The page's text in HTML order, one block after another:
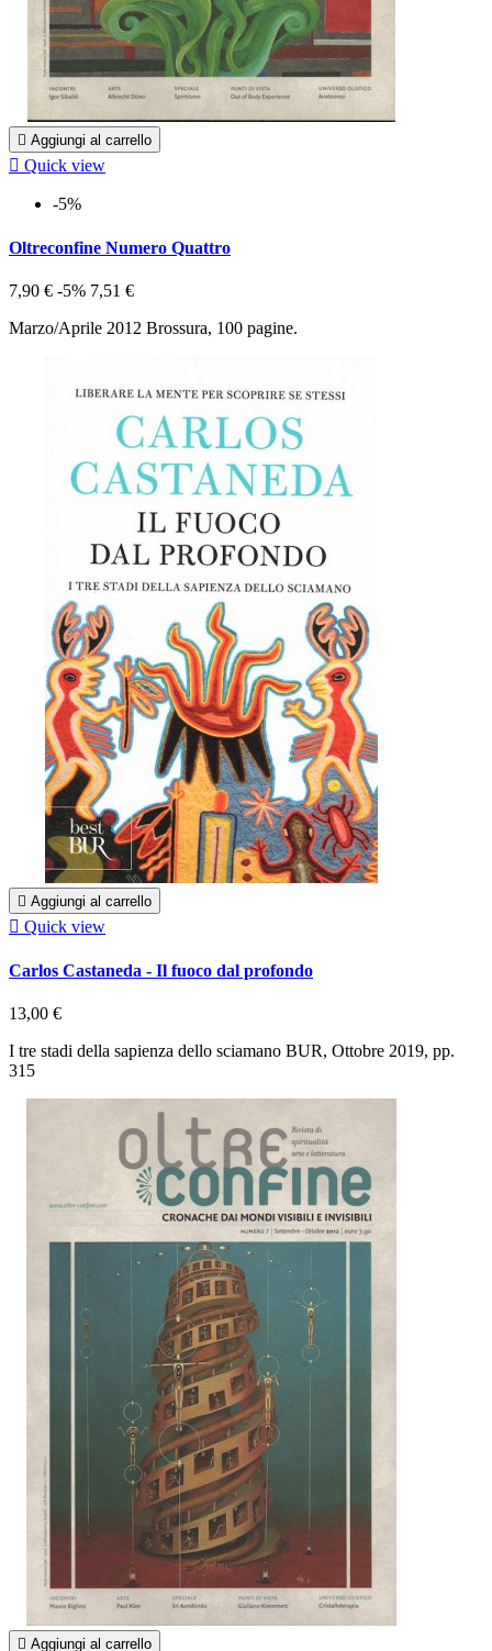
 Aggiungi al carrello
 Quick view
-5%
Oltreconfine Numero Quattro
7,90 € -5% 7,51 €
Marzo/Aprile 2012 Brossura, 100 pagine.
 Aggiungi al carrello
 Quick view
Carlos Castaneda - Il fuoco dal profondo
13,00 €
I tre stadi della sapienza dello sciamano BUR, Ottobre 2019, pp.
315
 Aggiungi al carrello